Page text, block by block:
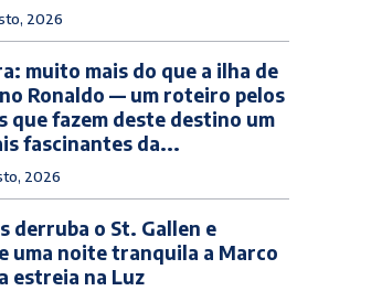
2026
muito mais do que a ilha de
Ronaldo — um roteiro pelos
que fazem deste destino um
fascinantes da...
2026
derruba o St. Gallen e
uma noite tranquila a Marco
estreia na Luz